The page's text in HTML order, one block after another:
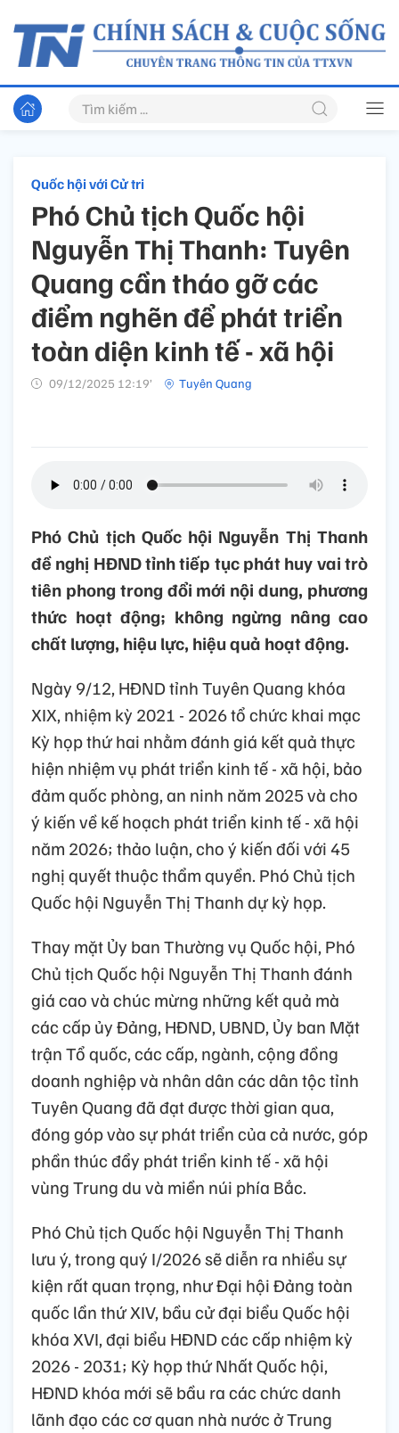
Quốc hội với Cử tri
Phó Chủ tịch Quốc hội
Nguyễn Thị Thanh: Tuyên
Quang cần tháo gỡ các
điểm nghẽn để phát triển
toàn diện kinh tế - xã hội
09/12/2025 12:19’ Tuyên Quang
Phó Chủ tịch Quốc hội Nguyễn Thị Thanh
đề nghị HĐND tỉnh tiếp tục phát huy vai trò
tiên phong trong đổi mới nội dung, phương
thức hoạt động; không ngừng nâng cao
chất lượng, hiệu lực, hiệu quả hoạt động.
Ngày 9/12, HĐND tỉnh Tuyên Quang khóa
XIX, nhiệm kỳ 2021 - 2026 tổ chức khai mạc
Kỳ họp thứ hai nhằm đánh giá kết quả thực
hiện nhiệm vụ phát triển kinh tế - xã hội, bảo
đảm quốc phòng, an ninh năm 2025 và cho
ý kiến về kế hoạch phát triển kinh tế - xã hội
năm 2026; thảo luận, cho ý kiến đối với 45
nghị quyết thuộc thẩm quyền. Phó Chủ tịch
Quốc hội Nguyễn Thị Thanh dự kỳ họp.
Thay mặt Ủy ban Thường vụ Quốc hội, Phó
Chủ tịch Quốc hội Nguyễn Thị Thanh đánh
giá cao và chúc mừng những kết quả mà
các cấp ủy Đảng, HĐND, UBND, Ủy ban Mặt
trận Tổ quốc, các cấp, ngành, cộng đồng
doanh nghiệp và nhân dân các dân tộc tỉnh
Tuyên Quang đã đạt được thời gian qua,
đóng góp vào sự phát triển của cả nước, góp
phần thúc đẩy phát triển kinh tế - xã hội
vùng Trung du và miền núi phía Bắc.
Phó Chủ tịch Quốc hội Nguyễn Thị Thanh
lưu ý, trong quý I/2026 sẽ diễn ra nhiều sự
kiện rất quan trọng, như Đại hội Đảng toàn
quốc lần thứ XIV, bầu cử đại biểu Quốc hội
khóa XVI, đại biểu HĐND các cấp nhiệm kỳ
2026 - 2031; Kỳ họp thứ Nhất Quốc hội,
HĐND khóa mới sẽ bầu ra các chức danh
lãnh đạo các cơ quan nhà nước ở Trung